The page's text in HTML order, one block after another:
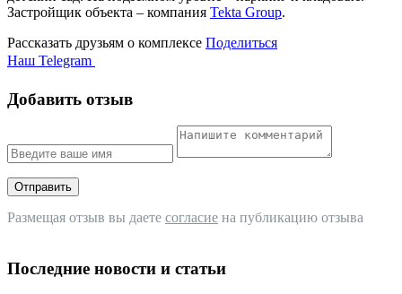
Застройщик объекта – компания Tekta Group.
Рассказать друзьям о комплексе Поделиться
Наш Telegram
Добавить отзыв
Отправить
Размещая отзыв вы даете согласие на публикацию отзыва
Последние новости и статьи